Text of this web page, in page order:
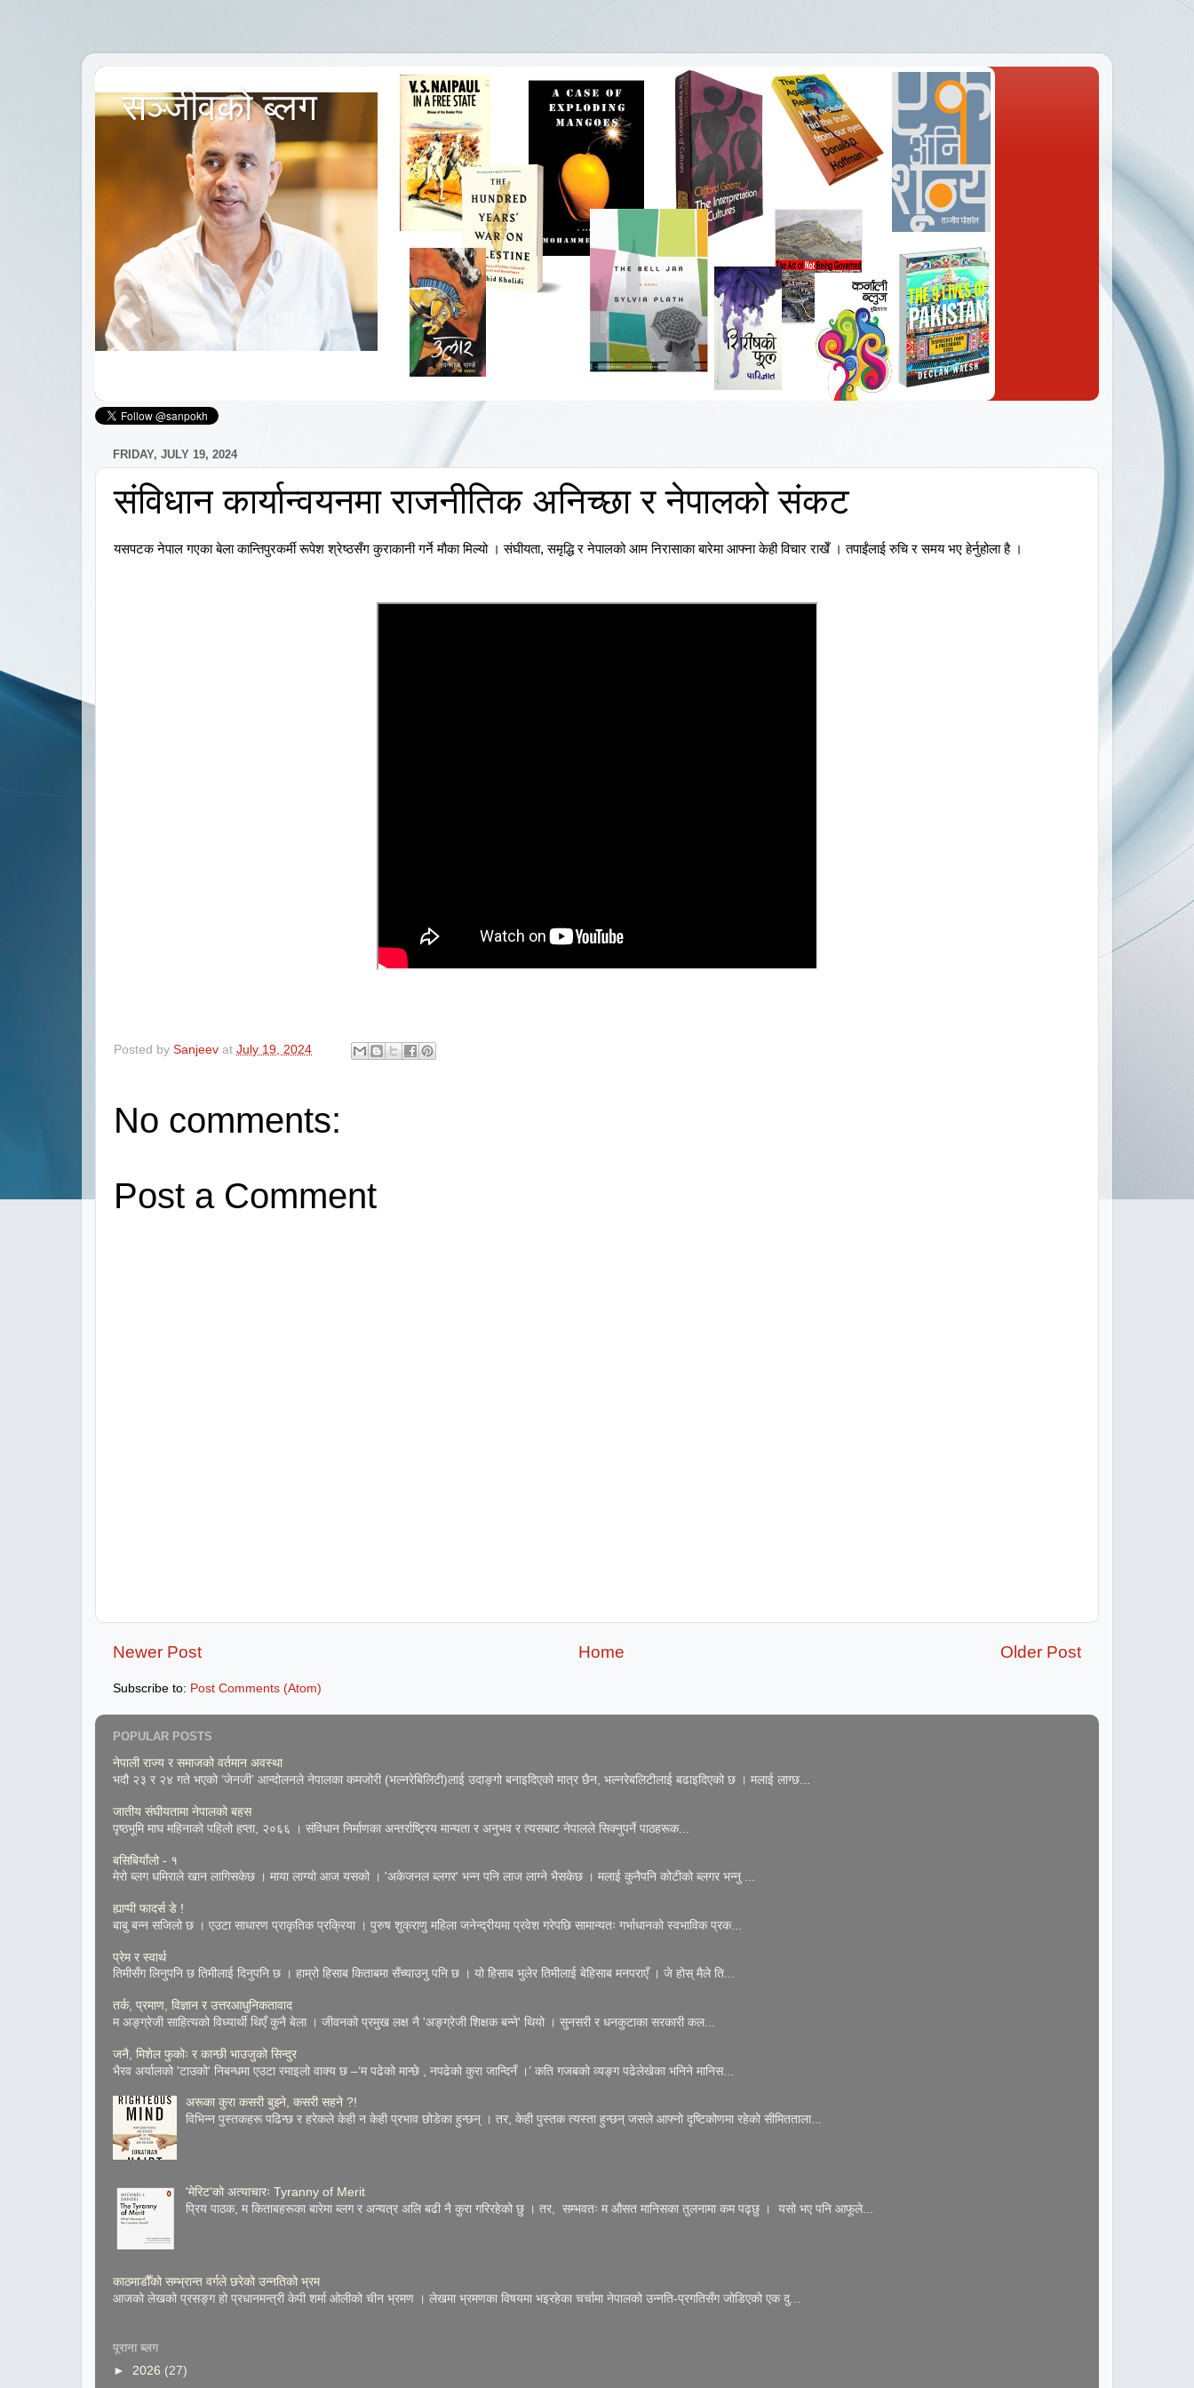
सञ्जीवको ब्लग
FRIDAY, JULY 19, 2024
संविधान कार्यान्वयनमा राजनीतिक अनिच्छा र नेपालको संकट
यसपटक नेपाल गएका बेला कान्तिपुरकर्मी रूपेश श्रेष्ठसँग कुराकानी गर्ने मौका मिल्यो । संघीयता, समृद्धि र नेपालको आम निरासाका बारेमा आफ्ना केही विचार राखेँ । तपाईंलाई रुचि र समय भए हेर्नुहोला है ।
Posted by Sanjeev at July 19, 2024
No comments:
Post a Comment
Newer Post Older Post
Home
Subscribe to: Post Comments (Atom)
POPULAR POSTS
नेपाली राज्य र समाजको वर्तमान अवस्था
भदौ २३ र २४ गते भएको ‘जेनजी’ आन्दोलनले नेपालका कमजोरी (भल्नरेबिलिटी)लाई उदाङ्गो बनाइदिएको मात्र छैन, भल्नरेबलिटीलाई बढाइदिएको छ । मलाई लाग्छ...
जातीय संघीयतामा नेपालको बहस
पृष्ठभूमि माघ महिनाको पहिलो हप्ता, २०६६ । संविधान निर्माणका अन्तर्राष्ट्रिय मान्यता र अनुभव र त्यसबाट नेपालले सिक्नुपर्ने पाठहरूक...
बसिबियाँलो - १
मेरो ब्लग धमिराले खान लागिसकेछ । माया लाग्यो आज यसको । 'अकेजनल ब्लगर' भन्न पनि लाज लाग्ने भैसकेछ । मलाई कुनैपनि कोटीको ब्लगर भन्नु ...
ह्याप्पी फादर्स डे !
बाबु बन्न सजिलो छ । एउटा साधारण प्राकृतिक प्रक्रिया । पुरुष शुक्राणु महिला जनेन्द्रीयमा प्रवेश गरेपछि सामान्यतः गर्भाधानको स्वभाविक प्रक...
प्रेम र स्वार्थ
तिमीसँग लिनुपनि छ तिमीलाई दिनुपनि छ । हाम्रो हिसाब किताबमा सँच्याउनु पनि छ । यो हिसाब भुलेर तिमीलाई बेहिसाब मनपराएँ । जे होस् मैले ति...
तर्क, प्रमाण, विज्ञान र उत्तरआधुनिकतावाद
म अङ्ग्रेजी साहित्यको विध्यार्थी थिएँ कुनै बेला । जीवनको प्रमुख लक्ष नै 'अङ्ग्रेजी शिक्षक बन्ने' थियो । सुनसरी र धनकुटाका सरकारी कल...
जनै, मिशेल फुकोः र कान्छी भाउजुको सिन्दुर
भैरव अर्यालको 'टाउको' निबन्धमा एउटा रमाइलो वाक्य छ –‘म पढेको मान्छे , नपढेको कुरा जान्दिनँ ।’ कति गजबको व्यङ्ग पढेलेखेका भनिने मानिस...
अरूका कुरा कसरी बुझ्ने, कसरी सहने ?!
विभिन्न पुस्तकहरू पढिन्छ र हरेकले केही न केही प्रभाव छोडेका हुन्छन् । तर, केही पुस्तक त्यस्ता हुन्छन् जसले आफ्नो दृष्टिकोणमा रहेको सीमितताला...
'मेरिट'को अत्याचारः Tyranny of Merit
प्रिय पाठक, म किताबहरूका बारेमा ब्लग र अन्यत्र अलि बढी नै कुरा गरिरहेको छु । तर, सम्भवतः म औसत मानिसका तुलनामा कम पढ्छु । यसो भए पनि आफूले...
काठमाडौँको सम्भ्रान्त वर्गले छरेको उन्नतिको भ्रम
आजको लेखको प्रसङ्ग हो प्रधानमन्त्री केपी शर्मा ओलीको चीन भ्रमण । लेखमा भ्रमणका विषयमा भइरहेका चर्चामा नेपालको उन्नति-प्रगतिसँग जोडिएको एक दु...
पूराना ब्लग
► 2026 (27)